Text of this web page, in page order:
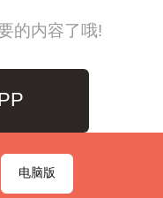
的内容了哦!
电脑版